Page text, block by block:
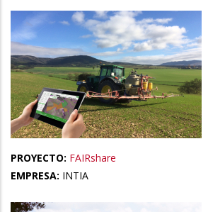
PROYECTO: FAIRshare
EMPRESA: INTIA